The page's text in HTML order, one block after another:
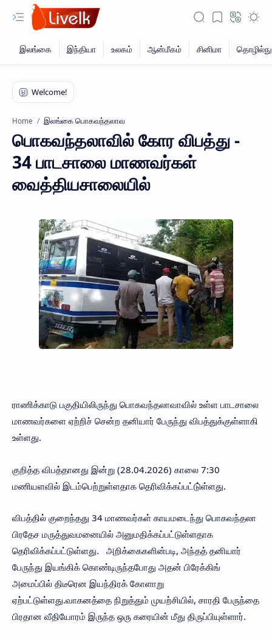
Home இலங்கை பொகவந்தலாவ
பொகவந்தலாவில் கோர விபத்து -
34 பாடசாலை மாணவர்கள்
வைத்தியசாலையில்
ராணிக்காடு பகுதியிலிருந்து பொகவந்தலாவாவில் உள்ள பாடசாலை
மாணவர்களை ஏற்றிச் சென்ற தனியார் பேருந்து விபத்துக்குள்ளாகி
உள்ளது.
குறித்த விபத்தானது இன்று (28.04.2026) காலை 7:30
மணியளவில் இடம்பெற்றுள்ளதாக தெரிவிக்கப்பட்டு்ள்ளது.
விபத்தில் குறைந்தது 34 மாணவர்கள் காயமடைந்து பொகவந்தலா
பிரதேச மருத்துவமனையில் அனுமதிக்கப்பட்டுள்ளதாக
தெரிவிக்கப்பட்டுள்ளது. அறிக்கைகளின்படி, அந்தத் தனியார்
பேருந்து இயங்கிக் கொண்டிருந்தபோது அதன் பிரேக்கிங்
அமைப்பில் திடீரென இயந்திரக் கோளாறு
ஏற்பட்டுள்ளது.வாகனத்தை நிறுத்தும் முயற்சியில், சாரதி பேருந்தை
பிரதான வீதியோரம் இருந்த ஒரு கரையின் மீது திருப்பியுள்ளார்.